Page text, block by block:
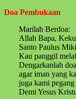
Doa Pembukaan
Marilah Berdoa:
Allah Bapa,
Santo Paulus
Kau panggil
Dengarkanlah
agar iman yang
juga kami
Demi Yesus